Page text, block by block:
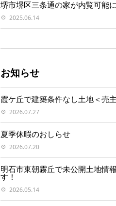
堺市堺区三条通の家が内覧可能に
2025.06.14
お知らせ
霞ケ丘で建築条件なし土地＜売
2026.07.27
夏季休暇のおしらせ
2026.07.20
明石市東朝霧丘で未公開土地情
す！
2026.05.14